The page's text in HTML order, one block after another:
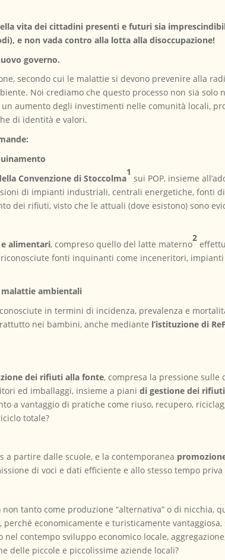
vita dei cittadini presenti e futuri sia
e non vada contro alla lotta alla disoccupazione!
governo.
secondo cui le malattie si devono prevenire alla
Noi crediamo che questo processo non sia solo
aumento degli investimenti nelle comunità locali,
di identità e valori.
Convenzione di Stoccolma
1
sui POP, insieme
di impianti industriali, centrali energetiche, fonti
dei rifiuti, visto che le attuali (dove esistono) sono
alimentari, compreso quello del latte materno
2
fonti inquinanti come inceneritori,
malattie ambientali
in termini di incidenza, prevalenza e
nei bambini, anche mediante l’istituzione di
dei rifiuti alla fonte, compresa la pressione
ed imballaggi, insieme a pianidi gestione dei
a vantaggio di pratiche come riuso, recupero,
totale?
a partire dalle scuole, e la contemporanea
di voci e dati efficiente e allo stesso tempo
non tanto come produzione “alternativa” o di nicchia,
economicamente e turisticamente
contempo sviluppo economico locale,
delle piccole e piccolissime aziende locali?